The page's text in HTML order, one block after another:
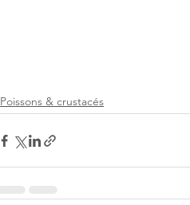
Poissons & crustacés